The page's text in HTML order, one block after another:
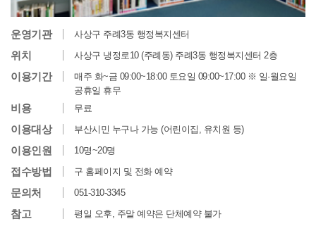
운영기관 사상구 주례3동 행정복지센터
위치 사상구 냉정로10 (주례동) 주례3동 행정복지센터 2층
이용기간
매주 화~금 09:00~18:00 토요일 09:00~17:00 ※ 일·월요일
공휴일 휴무
비용 무료
이용대상 부산시민 누구나 가능 (어린이집, 유치원 등)
이용인원 10명~20명
접수방법 구 홈페이지 및 전화 예약
문의처 051-310-3345
참고 평일 오후, 주말 예약은 단체예약 불가